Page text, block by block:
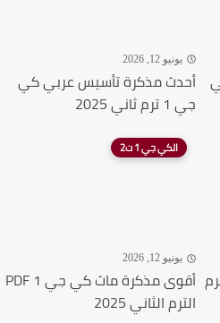
يونيو 12, 2026
أحدث مذكرة تأسيس عربي كي
جي 1 ترم ثاني 2025
الكي جي 1 ت2
يونيو 12, 2026
أقوى مذكرة ماث كي جي 1 PDF
الترم الثاني 2025